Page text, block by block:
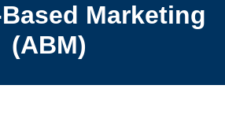
Marketing
(ABM)